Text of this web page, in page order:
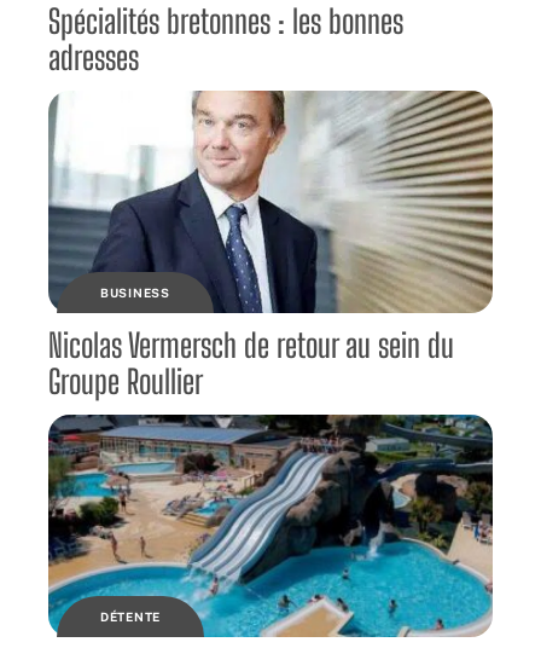
Spécialités bretonnes : les bonnes
adresses
BUSINESS
Nicolas Vermersch de retour au sein du
Groupe Roullier
DÉTENTE